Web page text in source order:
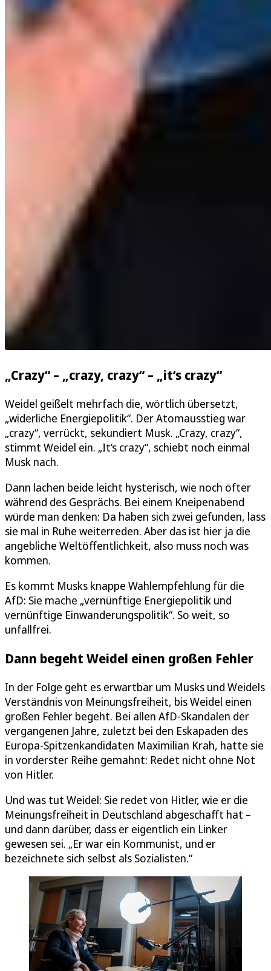
„Crazy“ – „crazy, crazy“ – „it‘s crazy“
Weidel geißelt mehrfach die, wörtlich übersetzt,
„widerliche Energiepolitik“. Der Atomausstieg war
„crazy“, verrückt, sekundiert Musk. „Crazy, crazy“,
stimmt Weidel ein. „It‘s crazy“, schiebt noch einmal
Musk nach.
Dann lachen beide leicht hysterisch, wie noch öfter
während des Gesprächs. Bei einem Kneipenabend
würde man denken: Da haben sich zwei gefunden, lass
sie mal in Ruhe weiterreden. Aber das ist hier ja die
angebliche Weltöffentlichkeit, also muss noch was
kommen.
Es kommt Musks knappe Wahlempfehlung für die
AfD: Sie mache „vernünftige Energiepolitik und
vernünftige Einwanderungspolitik“. So weit, so
unfallfrei.
Dann begeht Weidel einen großen Fehler
In der Folge geht es erwartbar um Musks und Weidels
Verständnis von Meinungsfreiheit, bis Weidel einen
großen Fehler begeht. Bei allen AfD-Skandalen der
vergangenen Jahre, zuletzt bei den Eskapaden des
Europa-Spitzenkandidaten Maximilian Krah, hatte sie
in vorderster Reihe gemahnt: Redet nicht ohne Not
von Hitler.
Und was tut Weidel: Sie redet von Hitler, wie er die
Meinungsfreiheit in Deutschland abgeschafft hat –
und dann darüber, dass er eigentlich ein Linker
gewesen sei. „Er war ein Kommunist, und er
bezeichnete sich selbst als Sozialisten.“